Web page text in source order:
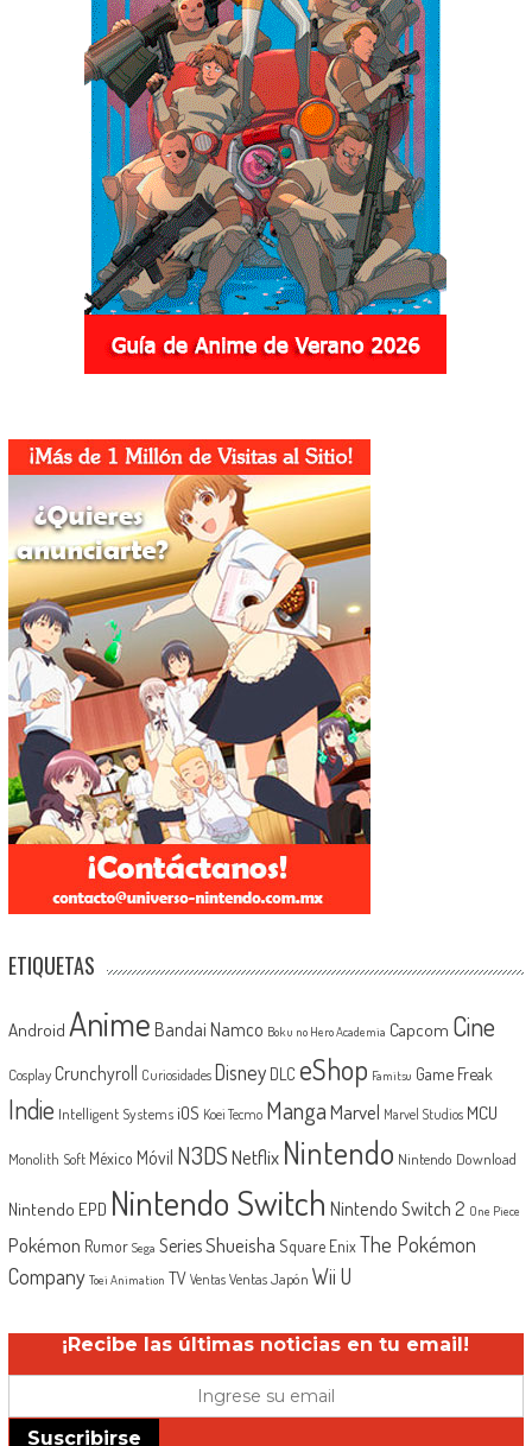
ETIQUETAS
Android Anime Bandai Namco Boku no Hero Academia Capcom Cine
Cosplay Crunchyroll Curiosidades Disney DLC eShop Famitsu Game Freak
Indie Intelligent Systems iOS Koei Tecmo MangaMarvel Marvel Studios MCU
Monolith Soft México Móvil N3DSNetflix Nintendo Nintendo Download
Nintendo EPD Nintendo Switch Nintendo Switch 2 One Piece
Pokémon Rumor Sega SeriesShueisha Square EnixThe Pokémon
Company Toei Animation TV Ventas Ventas Japón Wii U
¡Recibe las últimas noticias en tu email!
Suscribirse